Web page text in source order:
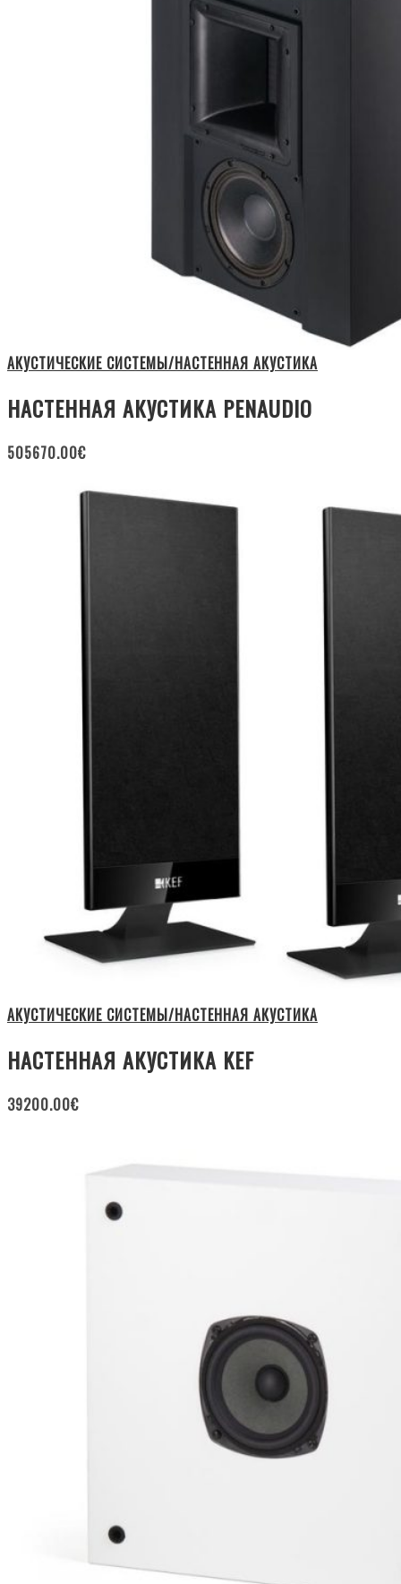
АКУСТИЧЕСКИЕ СИСТЕМЫ/НАСТЕННАЯ АКУСТИКА
НАСТЕННАЯ АКУСТИКА PENAUDIO
505670.00€
АКУСТИЧЕСКИЕ СИСТЕМЫ/НАСТЕННАЯ АКУСТИКА
НАСТЕННАЯ АКУСТИКА KEF
39200.00€